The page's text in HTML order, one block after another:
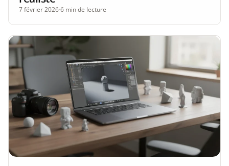
7 février 2026·6 min de lecture